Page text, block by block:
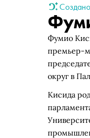
Фумио
премьер-
округ в
Кисида